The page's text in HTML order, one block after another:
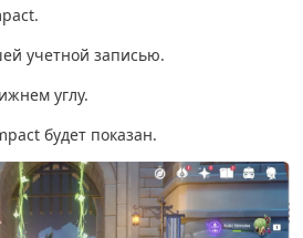
учетной записью.
углу.
будет показан.